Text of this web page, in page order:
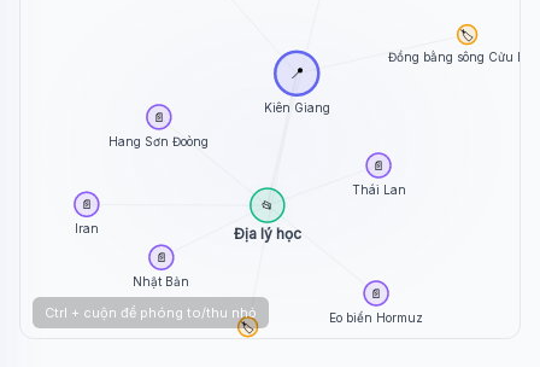
Kiên Giang
📍
Địa lý học
📂
Hang Sơn Đoòng
📄
Thái Lan
📄
Nhật Bản
📄
Eo biển Hormuz
📄
Iran
📄
Đồng bằng sông Cửu
🏷️
🏷️
Ctrl + cuộn để phóng to/thu nhỏ